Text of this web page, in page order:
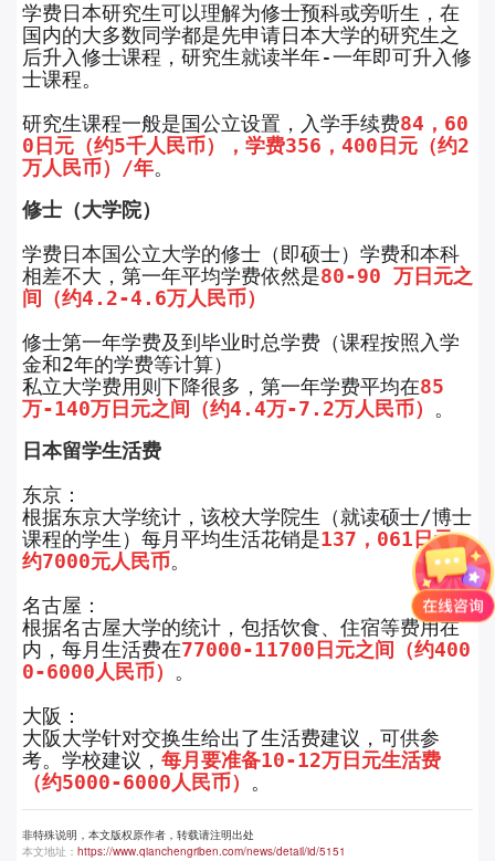
学费日本研究生可以理解为修士预科或旁听生，在
国内的大多数同学都是先申请日本大学的研究生之
后升入修士课程，研究生就读半年-一年即可升入修
士课程。
研究生课程一般是国公立设置，入学手续费84，60
0日元（约5千人民币），学费356，400日元（约2
万人民币）/年。
修士（大学院）
学费日本国公立大学的修士（即硕士）学费和本科
相差不大，第一年平均学费依然是80-90 万日元之
间（约4.2-4.6万人民币）
修士第一年学费及到毕业时总学费（课程按照入学
金和2年的学费等计算）
私立大学费用则下降很多，第一年学费平均在85
万-140万日元之间（约4.4万-7.2万人民币） 。
日本留学生活费
东京：
根据东京大学统计，该校大学院生（就读硕士/博士
课程的学生）每月平均生活花销是137，061日元，
约7000元人民币。
名古屋：
根据名古屋大学的统计，包括饮食、住宿等费用在
内，每月生活费在77000-11700日元之间（约400
0-6000人民币） 。
大阪：
大阪大学针对交换生给出了生活费建议，可供参
考。学校建议， 每月要准备10-12万日元生活费
（约5000-6000人民币） 。
非特殊说明，本文版权原作者，转载请注明出处
本文地址： https://www.qianchengriben.com/news/detail/id/5151